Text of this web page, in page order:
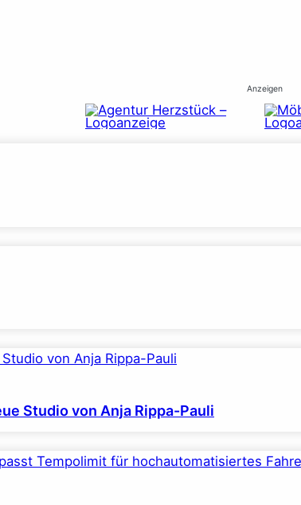
Anzeigen
Studio von Anja Rippa-Pauli